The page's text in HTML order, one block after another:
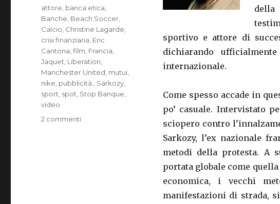
sportivo e attore di
dichiarando
internazionale.
Come spesso accade in
po’ casuale. Intervistato
sciopero contro
Sarkozy, l’ex nazionale
metodi della protesta. A
portata globale come
economica, i vecchi
manifestazioni di strada,
Tag
attore banca etica
Banche Beach Soccer
Calcio Christine Lagarde
crisi finanziaria Eric
Cantona ,film Francia
Jaquet Liberation
Manchester United mutui
nike pubblicità. Sarkozy
sport spot Stop Banque
video
2 commenti